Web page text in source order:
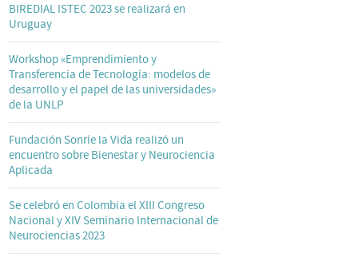
BIREDIAL ISTEC 2023 se realizará en
Uruguay
Workshop «Emprendimiento y
Transferencia de Tecnología: modelos de
desarrollo y el papel de las universidades»
de la UNLP
Fundación Sonríe la Vida realizó un
encuentro sobre Bienestar y Neurociencia
Aplicada
Se celebró en Colombia el XIII Congreso
Nacional y XIV Seminario Internacional de
Neurociencias 2023